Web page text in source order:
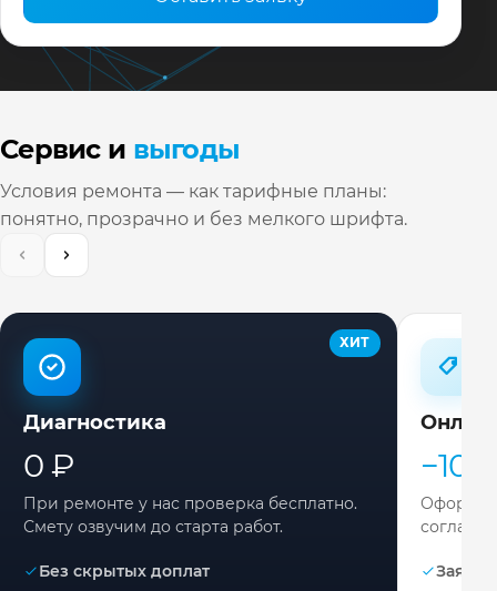
Сервис и выгоды
Условия ремонта — как тарифные планы:
понятно, прозрачно и без мелкого шрифта.
ХИТ
Диагностика
0 ₽
При ремонте у нас проверка бесплатно.
Смету озвучим до старта работ.
Без скрытых доплат
−10%
Заявка